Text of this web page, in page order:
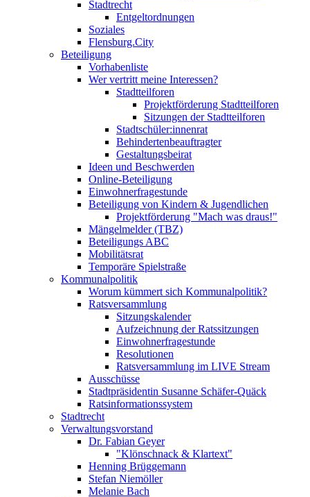
Stadtrecht
Entgeltordnungen
Soziales
Flensburg.City
Beteiligung
Vorhabenliste
Wer vertritt meine Interessen?
Stadtteilforen
Projektförderung Stadtteilforen
Sitzungen der Stadtteilforen
Stadtschüler:innenrat
Behindertenbeauftragter
Gestaltungsbeirat
Ideen und Beschwerden
Online-Beteiligung
Einwohnerfragestunde
Beteiligung von Kindern & Jugendlichen
Projektförderung "Mach was draus!"
Mängelmelder (TBZ)
Beteiligungs ABC
Mobilitätsrat
Temporäre Spielstraße
Kommunalpolitik
Worum kümmert sich Kommunalpolitik?
Ratsversammlung
Sitzungskalender
Aufzeichnung der Ratssitzungen
Einwohnerfragestunde
Resolutionen
Ratsversammlung im LIVE Stream
Ausschüsse
Stadtpräsidentin Susanne Schäfer-Quäck
Ratsinformationssystem
Stadtrecht
Verwaltungsvorstand
Dr. Fabian Geyer
"Klönschnack & Klartext"
Henning Brüggemann
Stefan Niemöller
Melanie Bach